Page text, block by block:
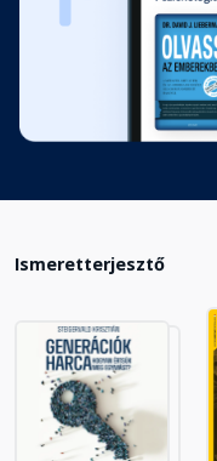
Ismeretterjesztő